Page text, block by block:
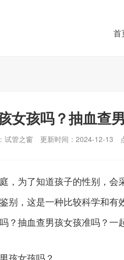
首
女孩吗？抽血查
试管之窗 更新时间：2024-12-13
为了知道孩子的性别，会
别，这是一种比较科学和有
？抽血查男孩女孩准吗？一